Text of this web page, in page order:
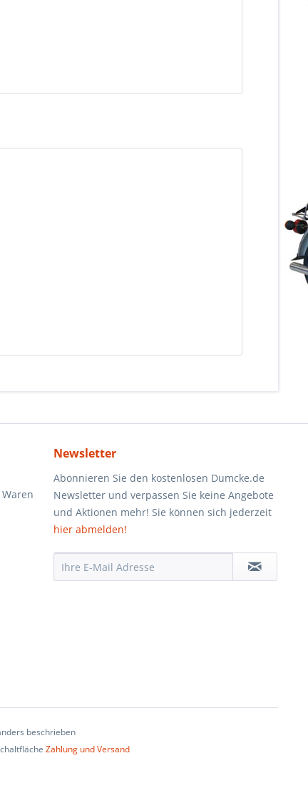
Newsletter
Abonnieren Sie den kostenlosen Dumcke.de
Newsletter und verpassen Sie keine Angebote
und Aktionen mehr! Sie können sich jederzeit
hier abmelden!
beschrieben
Zahlung und Versand